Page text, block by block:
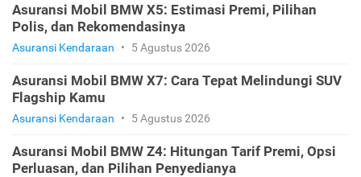
Asuransi Mobil BMW X5: Estimasi Premi, Pilihan
Polis, dan Rekomendasinya
Asuransi Kendaraan • 5 Agustus 2026
Asuransi Mobil BMW X7: Cara Tepat Melindungi SUV
Flagship Kamu
Asuransi Kendaraan • 5 Agustus 2026
Asuransi Mobil BMW Z4: Hitungan Tarif Premi, Opsi
Perluasan, dan Pilihan Penyedianya